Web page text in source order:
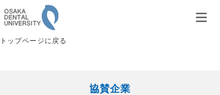
トップページに戻る
協賛企業